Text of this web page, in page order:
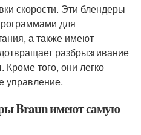
скорости. Эти блендеры
для
а также имеют
разбрызгивание
Кроме того, они легко
управление.
Braun имеют самую